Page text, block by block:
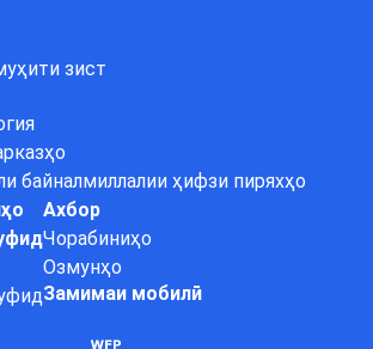
зист
байналмиллалии ҳифзи пиряхҳо
Ахбор
Чорабиниҳо
Озмунҳо
Замимаи мобилӣ